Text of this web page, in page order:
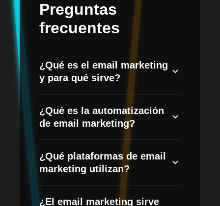
Preguntas
frecuentes
¿Qué es el email marketing
y para qué sirve?
clientes y prospectos por correo
electrónico para nutrir relaciones,
del usuario, mejorando las tasas de
apertura y conversión.
¿Qué es la automatización
de email marketing?
automáticamente en momentos clave
(bienvenida, carrito abandonado,
¿Qué plataformas de email
marketing utilizan?
Mailchimp, Klaviyo, HubSpot y otras
¿El email marketing sirve